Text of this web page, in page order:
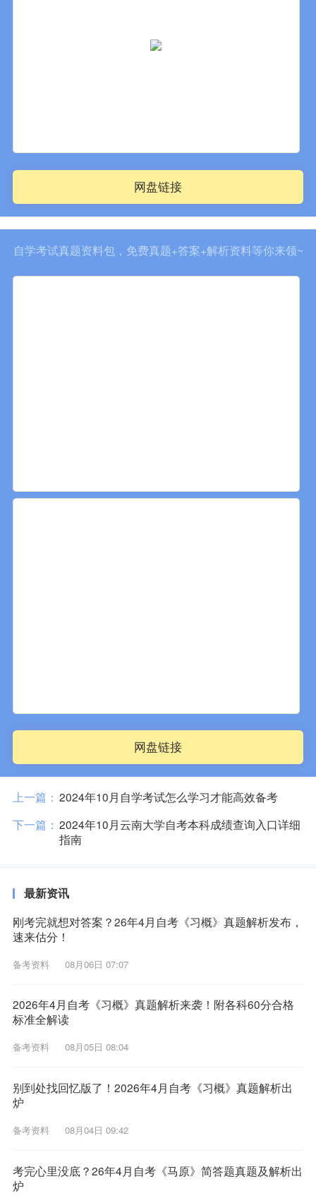
网盘链接
自学考试真题资料包，免费真题+答案+解析资料等你来领~
网盘链接
上一篇： 2024年10月自学考试怎么学习才能高效备考
下一篇： 2024年10月云南大学自考本科成绩查询入口详细
指南
最新资讯
刚考完就想对答案？26年4月自考《习概》真题解析发布，
速来估分！
备考资料 08月06日 07:07
2026年4月自考《习概》真题解析来袭！附各科60分合格
标准全解读
备考资料 08月05日 08:04
别到处找回忆版了！2026年4月自考《习概》真题解析出
炉
备考资料 08月04日 09:42
考完心里没底？26年4月自考《马原》简答题真题及解析出
炉